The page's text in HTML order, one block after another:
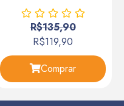
R$135,90
R$119,90
Comprar